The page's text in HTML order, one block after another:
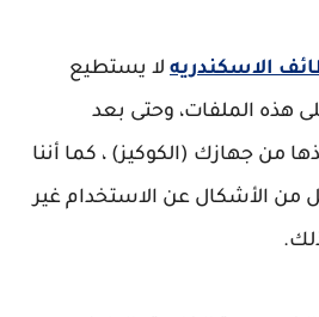
الاسكندريه لا يستطيع
هذه الملفات، وحتى بعد
من جهازك (الكوكيز) ، كما أننا
الأشكال عن الاستخدام غير